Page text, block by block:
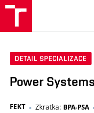
DETAIL SPECIALIZACE
Power
FEKT Zkratka: BPA-PSA